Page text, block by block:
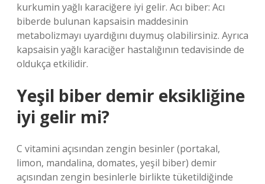
kurkumin yağlı karaciğere iyi gelir. Acı biber: Acı
biberde bulunan kapsaisin maddesinin
metabolizmayı uyardığını duymuş olabilirsiniz. Ayrıca
kapsaisin yağlı karaciğer hastalığının tedavisinde de
oldukça etkilidir.
Yeşil biber demir eksikliğine
iyi gelir mi?
C vitamini açısından zengin besinler (portakal,
limon, mandalina, domates, yeşil biber) demir
açısından zengin besinlerle birlikte tüketildiğinde